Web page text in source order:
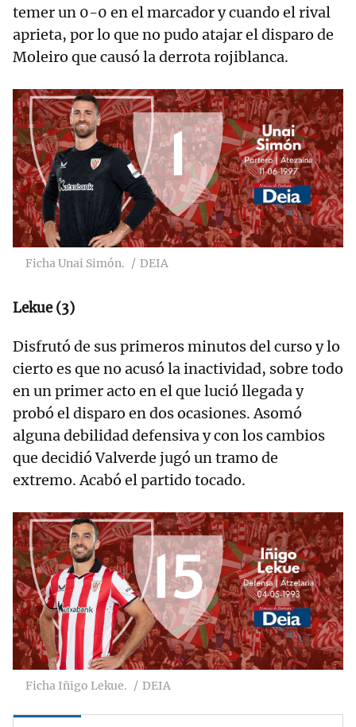
temer un 0-0 en el marcador y cuando el rival
aprieta, por lo que no pudo atajar el disparo de
Moleiro que causó la derrota rojiblanca.
Ficha Unai Simón. DEIA
Lekue (3)
Disfrutó de sus primeros minutos del curso y lo
cierto es que no acusó la inactividad, sobre todo
en un primer acto en el que lució llegada y
probó el disparo en dos ocasiones. Asomó
alguna debilidad defensiva y con los cambios
que decidió Valverde jugó un tramo de
extremo. Acabó el partido tocado.
Ficha Iñigo Lekue. DEIA